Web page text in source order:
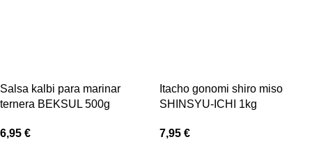
Salsa kalbi para marinar
ternera BEKSUL 500g
6,95 €
Itacho gonomi shiro miso
SHINSYU-ICHI 1kg
7,95 €